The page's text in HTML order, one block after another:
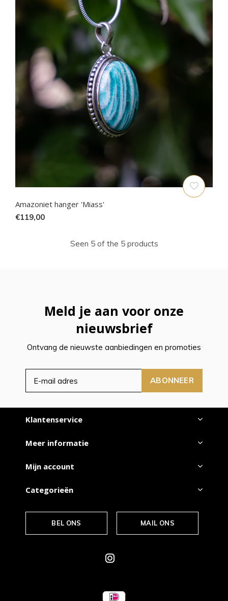
Amazoniet hanger 'Miass'
€119,00
Seen 5 of the 5 products
Meld je aan voor onze
nieuwsbrief
Ontvang de nieuwste aanbiedingen en promoties
ABONNEER
Klantenservice
Meer informatie
Mijn account
Categorieën
BEL ONS MAIL ONS